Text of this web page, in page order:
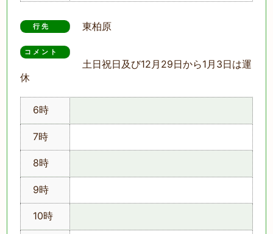
行先 東柏原
コメント
土日祝日及び12月29日から1月3日は運
休
6時
7時
8時
9時
10時